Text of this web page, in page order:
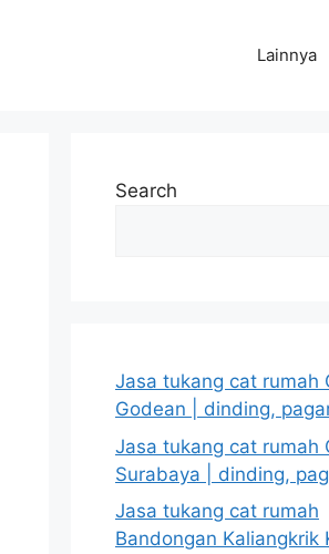
Lainnya
Search
Jasa tukang cat rumah
Godean | dinding,
Jasa tukang cat rumah
Surabaya | dinding,
Jasa tukang cat rumah
Bandongan Kaliangkrik